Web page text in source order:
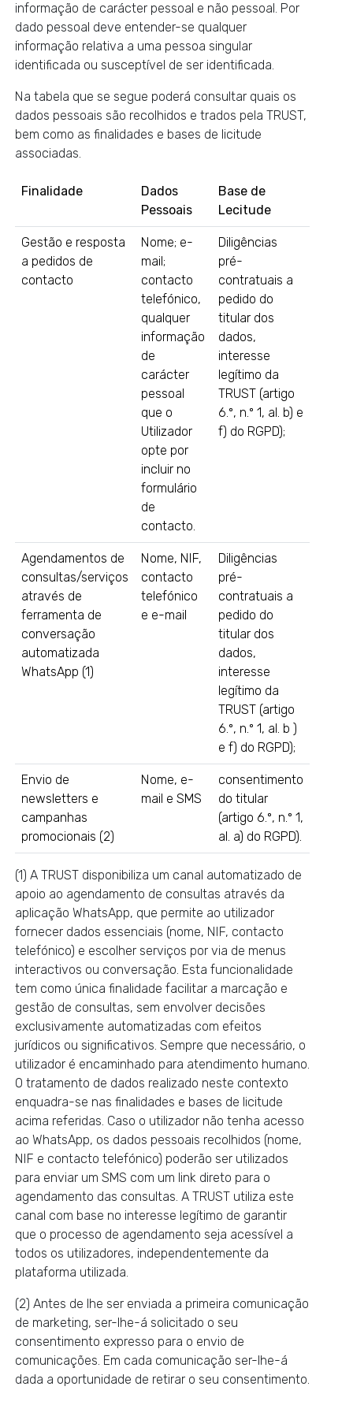
informação de carácter pessoal e não pessoal. Por
dado pessoal deve entender-se qualquer
informação relativa a uma pessoa singular
identificada ou susceptível de ser identificada.
Na tabela que se segue poderá consultar quais os
dados pessoais são recolhidos e trados pela TRUST,
bem como as finalidades e bases de licitude
associadas.
Finalidade
Dados
Pessoais
Base de
Lecitude
Gestão e resposta
a pedidos de
contacto
Nome; e-
mail;
contacto
telefónico,
qualquer
informação
de
carácter
pessoal
que o
Utilizador
opte por
incluir no
formulário
de
contacto.
Diligências
pré-
contratuais a
pedido do
titular dos
dados,
interesse
legítimo da
TRUST (artigo
6.º, n.º 1, al. b) e
f) do RGPD);
Agendamentos de
consultas/serviços
através de
ferramenta de
conversação
automatizada
WhatsApp (1)
Nome, NIF,
contacto
telefónico
e e-mail
Diligências
pré-
contratuais a
pedido do
titular dos
dados,
interesse
legítimo da
TRUST (artigo
6.º, n.º 1, al. b )
e f) do RGPD);
Envio de
newsletters e
campanhas
promocionais (2)
Nome, e-
mail e SMS
consentimento
do titular
(artigo 6.º, n.º 1,
al. a) do RGPD).
(1) A TRUST disponibiliza um canal automatizado de
apoio ao agendamento de consultas através da
aplicação WhatsApp, que permite ao utilizador
fornecer dados essenciais (nome, NIF, contacto
telefónico) e escolher serviços por via de menus
interactivos ou conversação. Esta funcionalidade
tem como única finalidade facilitar a marcação e
gestão de consultas, sem envolver decisões
exclusivamente automatizadas com efeitos
jurídicos ou significativos. Sempre que necessário, o
utilizador é encaminhado para atendimento humano.
O tratamento de dados realizado neste contexto
enquadra-se nas finalidades e bases de licitude
acima referidas. Caso o utilizador não tenha acesso
ao WhatsApp, os dados pessoais recolhidos (nome,
NIF e contacto telefónico) poderão ser utilizados
para enviar um SMS com um link direto para o
agendamento das consultas. A TRUST utiliza este
canal com base no interesse legítimo de garantir
que o processo de agendamento seja acessível a
todos os utilizadores, independentemente da
plataforma utilizada.
(2) Antes de lhe ser enviada a primeira comunicação
de marketing, ser-lhe-á solicitado o seu
consentimento expresso para o envio de
comunicações. Em cada comunicação ser-lhe-á
dada a oportunidade de retirar o seu consentimento.